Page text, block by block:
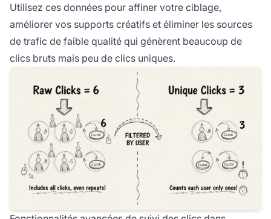
Utilisez ces données pour affiner votre ciblage,
améliorer vos supports créatifs et éliminer les sources
de trafic de faible qualité qui génèrent beaucoup de
clics bruts mais peu de clics uniques.